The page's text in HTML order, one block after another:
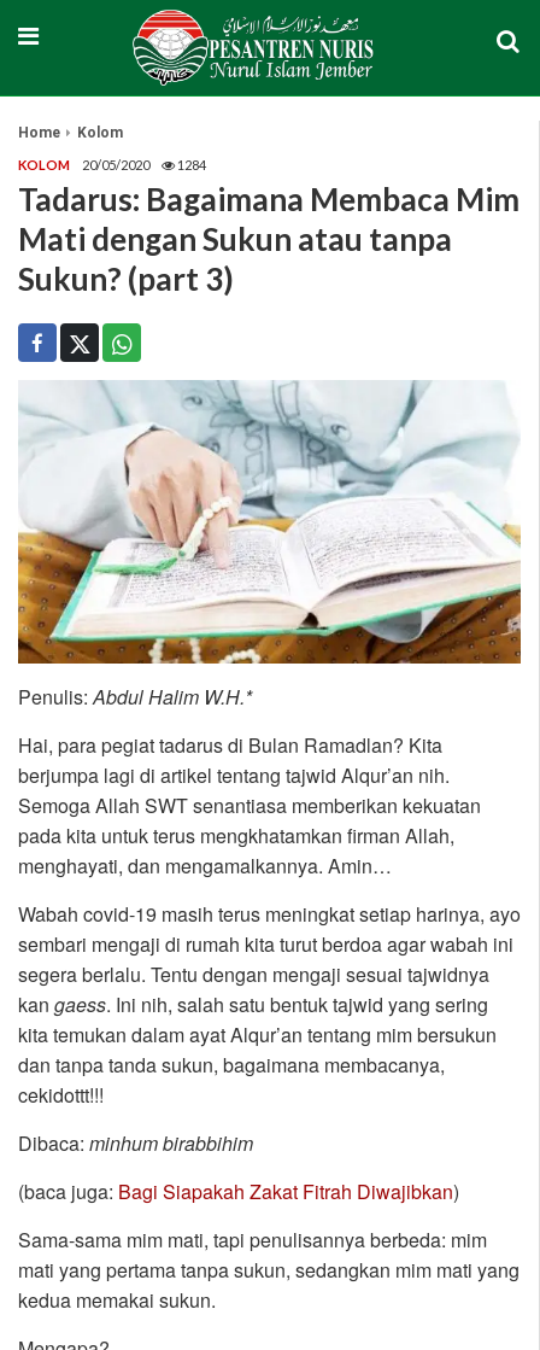
Home Kolom
KOLOM 20/05/2020 1284
Tadarus: Bagaimana Membaca Mim
Mati dengan Sukun atau tanpa
Sukun? (part 3)
Penulis:Abdul Halim W.H.*
Hai, para pegiat tadarus di Bulan Ramadlan? Kita
berjumpa lagi di artikel tentang tajwid Alqur’an nih.
Semoga Allah SWT senantiasa memberikan kekuatan
pada kita untuk terus mengkhatamkan firman Allah,
menghayati, dan mengamalkannya. Amin…
Wabah covid-19 masih terus meningkat setiap harinya, ayo
sembari mengaji di rumah kita turut berdoa agar wabah ini
segera berlalu. Tentu dengan mengaji sesuai tajwidnya
kan gaess. Ini nih, salah satu bentuk tajwid yang sering
kita temukan dalam ayat Alqur’an tentang mim bersukun
dan tanpa tanda sukun, bagaimana membacanya,
cekidottt!!!
Dibaca: minhum birabbihim
(baca juga: Bagi Siapakah Zakat Fitrah Diwajibkan)
Sama-sama mim mati, tapi penulisannya berbeda: mim
mati yang pertama tanpa sukun, sedangkan mim mati yang
kedua memakai sukun.